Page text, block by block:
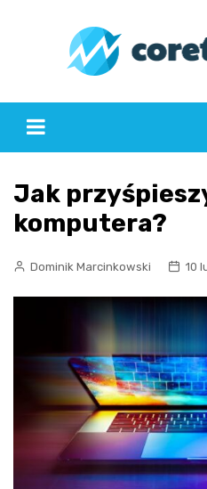
Jak
komputera?
Dominik Marcinkowski 10